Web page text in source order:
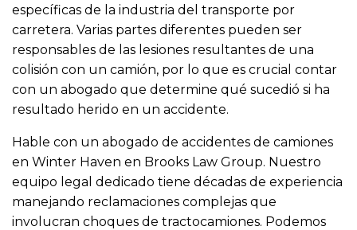
específicas de la industria del transporte por
carretera. Varias partes diferentes pueden ser
responsables de las lesiones resultantes de una
colisión con un camión, por lo que es crucial contar
con un abogado que determine qué sucedió si ha
resultado herido en un accidente.
Hable con un abogado de accidentes de camiones
en Winter Haven en Brooks Law Group. Nuestro
equipo legal dedicado tiene décadas de experiencia
manejando reclamaciones complejas que
involucran choques de tractocamiones. Podemos